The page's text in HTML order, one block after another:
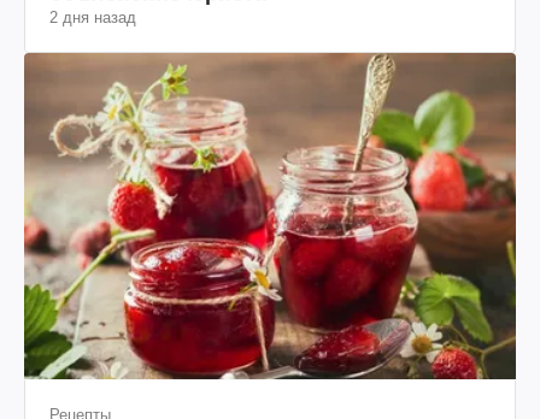
2 дня назад
Рецепты